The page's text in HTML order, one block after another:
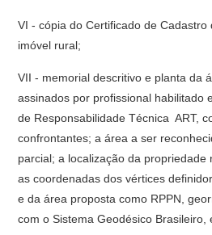
VI - cópia do Certificado de Cadastro
imóvel rural;
VII - memorial descritivo e planta da
assinados por profissional habilitado
de Responsabilidade Técnica  ART,
confrontantes; a área a ser
parcial; a localização da
as coordenadas dos vértices
e da área proposta como RPPN,
com o Sistema Geodésico Brasileiro,